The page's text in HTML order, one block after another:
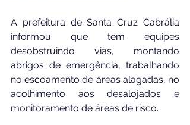
A prefeitura de Santa Cruz Cabrália
informou que tem equipes
desobstruindo vias, montando
abrigos de emergência, trabalhando
no escoamento de áreas alagadas, no
acolhimento aos desalojados e
monitoramento de áreas de risco.